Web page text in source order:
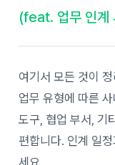
(feat. 업무 인계
여기서 모든 것이
업무 유형에 따른
도구, 협업 부서, 기
편합니다. 인계 일
세요.